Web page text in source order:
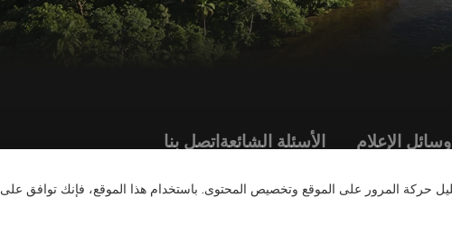
حركة المرور على الموقع وتخصيص المحتوى. باستخدام هذا الموقع، فإنك توافق على
وسائل الإعلام الأسئلة الشائعة اتصل بنا